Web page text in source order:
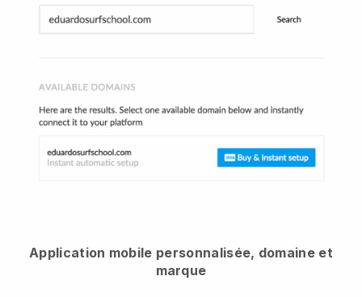
Application mobile personnalisée, domaine et
marque